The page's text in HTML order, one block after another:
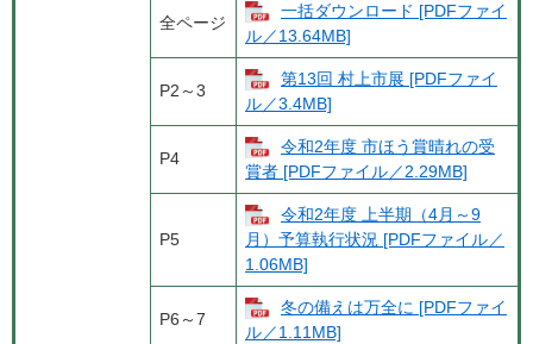
全ページ
一括ダウンロード [PDFファイ
ル／13.64MB]
P2～3
第13回 村上市展 [PDFファイ
ル／3.4MB]
P4
令和2年度 市ほう賞晴れの受
賞者 [PDFファイル／2.29MB]
P5
令和2年度 上半期（4月～9
月）予算執行状況 [PDFファイル／
1.06MB]
P6～7
冬の備えは万全に [PDFファイ
ル／1.11MB]